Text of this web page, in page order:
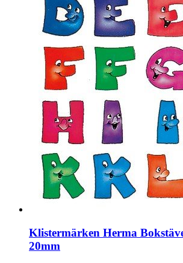
Klistermärken Herma
20mm